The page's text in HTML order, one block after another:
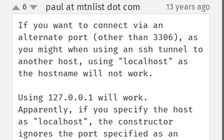
up
down
6 paul at mtnlist dot com 13 years ago
If you want to connect via an
alternate port (other than 3306), as
you might when using an ssh tunnel to
another host, using "localhost" as
the hostname will not work.
Using 127.0.0.1 will work.
Apparently, if you specify the host
as "localhost", the constructor
ignores the port specified as an